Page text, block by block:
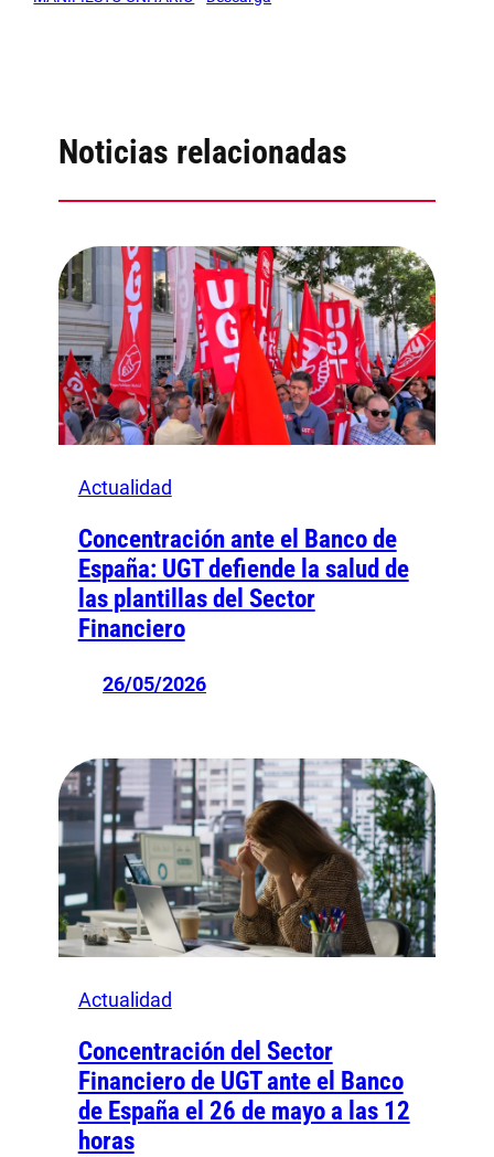
Noticias relacionadas
Actualidad
Concentración ante el Banco de
España: UGT defiende la salud de
las plantillas del Sector
Financiero
26/05/2026
Actualidad
Concentración del Sector
Financiero de UGT ante el Banco
de España el 26 de mayo a las 12
horas